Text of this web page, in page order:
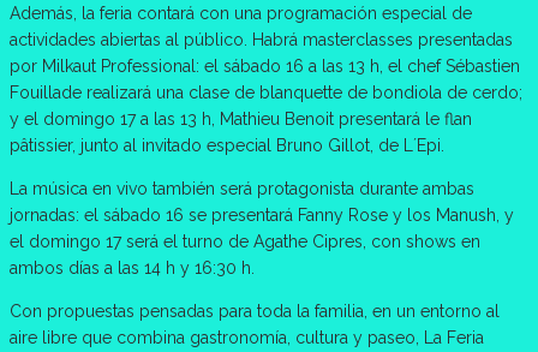
Además, la feria contará con una programación especial de
actividades abiertas al público. Habrá masterclasses presentadas
por Milkaut Professional: el sábado 16 a las 13 h, el chef Sébastien
Fouillade realizará una clase de blanquette de bondiola de cerdo;
y el domingo 17 a las 13 h, Mathieu Benoit presentará le flan
pâtissier, junto al invitado especial Bruno Gillot, de L´Epi.
La música en vivo también será protagonista durante ambas
jornadas: el sábado 16 se presentará Fanny Rose y los Manush, y
el domingo 17 será el turno de Agathe Cipres, con shows en
ambos días a las 14 h y 16:30 h.
Con propuestas pensadas para toda la familia, en un entorno al
aire libre que combina gastronomía, cultura y paseo, La Feria